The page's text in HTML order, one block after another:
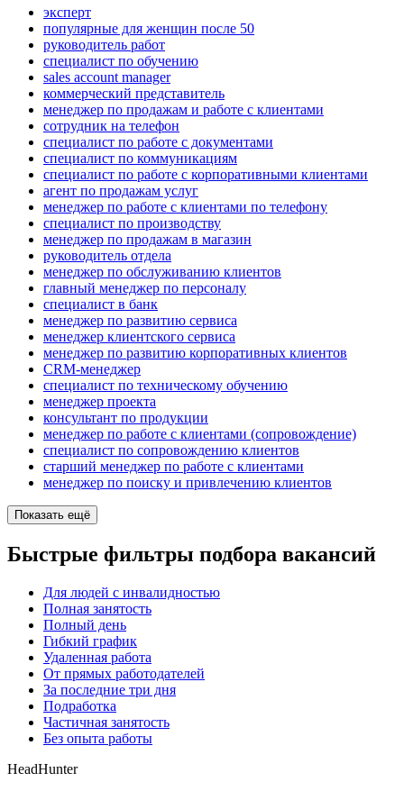
эксперт
популярные для женщин после 50
руководитель работ
специалист по обучению
sales account manager
коммерческий представитель
менеджер по продажам и работе с клиентами
сотрудник на телефон
специалист по работе с документами
специалист по коммуникациям
специалист по работе с корпоративными клиентами
агент по продажам услуг
менеджер по работе с клиентами по телефону
специалист по производству
менеджер по продажам в магазин
руководитель отдела
менеджер по обслуживанию клиентов
главный менеджер по персоналу
специалист в банк
менеджер по развитию сервиса
менеджер клиентского сервиса
менеджер по развитию корпоративных клиентов
CRM-менеджер
специалист по техническому обучению
менеджер проекта
консультант по продукции
менеджер по работе с клиентами (сопровождение)
специалист по сопровождению клиентов
старший менеджер по работе с клиентами
менеджер по поиску и привлечению клиентов
Показать ещё
Быстрые фильтры подбора вакансий
Для людей с инвалидностью
Полная занятость
Полный день
Гибкий график
Удаленная работа
От прямых работодателей
За последние три дня
Подработка
Частичная занятость
Без опыта работы
HeadHunter